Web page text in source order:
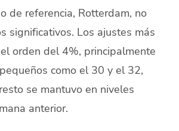
de referencia, Rotterdam, no
significativos. Los ajustes más
orden del 4%, principalmente
como el 30 y el 32,
se mantuvo en niveles
anterior.